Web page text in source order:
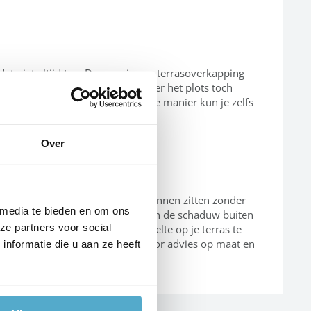
Over
te bieden en om ons
partners voor social
die u aan ze heeft
niet altijd toe. Daarom is een terrasoverkapping
naar binnen vluchten wanneer het plots toch
onder je afdak blijft. Op die manier kun je zelfs
je ook overdag op je terras kunnen zitten zonder
dakbedekking kun je in de schaduw buiten
een optie om wat koelte op je terras te
dan contact met ons op voor advies op maat en
hebben.